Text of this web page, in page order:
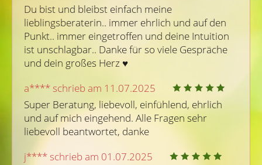
Du bist und bleibst einfach meine
lieblingsberaterin.. immer ehrlich und auf den
Punkt.. immer eingetroffen und deine Intuition
ist unschlagbar.. Danke für so viele Gespräche
und dein großes Herz ♥ ️
a**** schrieb am 11.07.2025
Super Beratung, liebevoll, einfühlend, ehrlich
und auf mich eingehend. Alle Fragen sehr
liebevoll beantwortet, danke
j**** schrieb am 01.07.2025